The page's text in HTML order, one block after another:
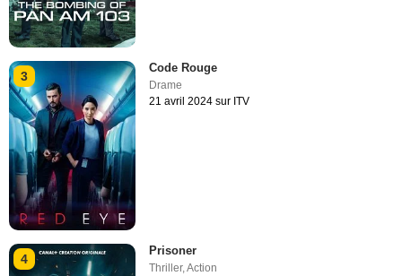
3
Code Rouge
Drame
21 avril 2024 sur ITV
4
Prisoner
Thriller,Action